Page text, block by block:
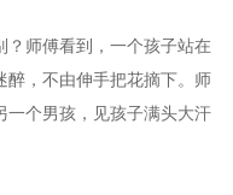
？师傅看到，一个孩子站在
醉，不由伸手把花摘下。师
一个男孩，见孩子满头大汗